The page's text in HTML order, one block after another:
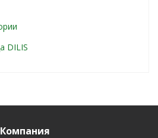
DILIS
Компания